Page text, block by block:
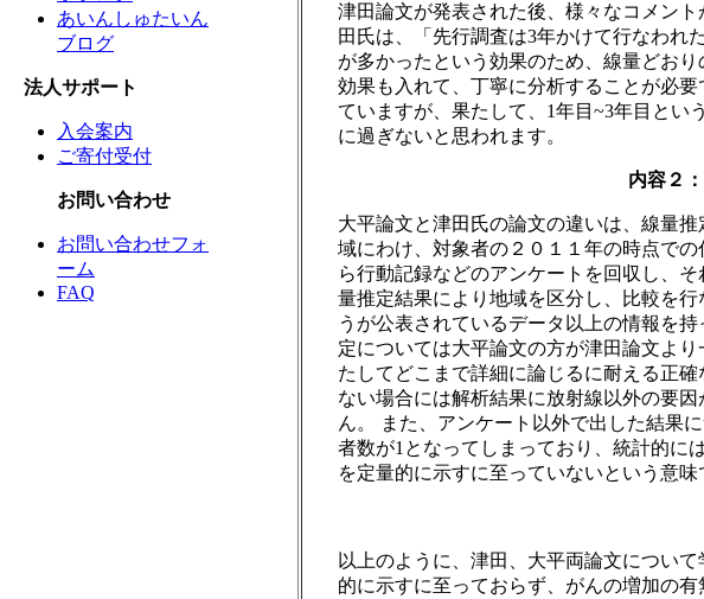
あいんしゅたいん
ブログ
法人サポート
入会案内
ご寄付受付
お問い合わせ
お問い合わせフォ
ーム
FAQ
津田論文が発表された後、様々なコメン
田氏は、「先行調査は3年かけて行なわれ
が多かったという効果のため、線量どお
効果も入れて、丁寧に分析することが必
ていますが、果たして、1年目~3年目とい
に過ぎないと思われます。
内容２
大平論文と津田氏の論文の違いは、線量
域にわけ、対象者の２０１１年の時点で
ら行動記録などのアンケートを回収し、
量推定結果により地域を区分し、比較を
うが公表されているデータ以上の情報を
定については大平論文の方が津田論文よ
たしてどこまで詳細に論じるに耐える正
ない場合には解析結果に放射線以外の要
ん。 また、アンケート以外で出した結果
者数が1となってしまっており、統計的に
を定量的に示すに至っていないという意
以上のように、津田、大平両論文につい
的に示すに至っておらず、がんの増加の